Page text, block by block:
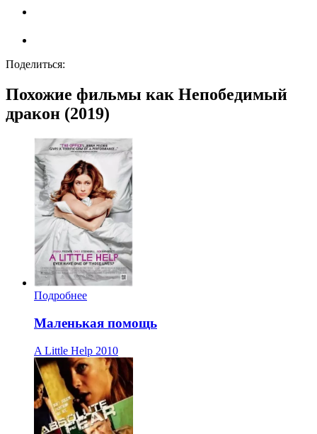
Поделиться:
Похожие фильмы как Непобедимый
дракон (2019)
Подробнее
Маленькая помощь
A Little Help 2010